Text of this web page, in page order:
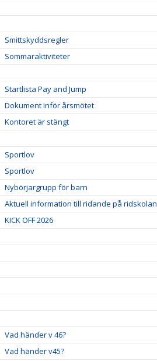
Smittskyddsregler
Sommaraktiviteter
Startlista Pay and Jump
Dokument inför årsmötet
Kontoret är stängt
Sportlov
Sportlov
Nybörjargrupp för barn
Aktuell information till ridande på ridskolan
KICK OFF 2026
Vad händer v 46?
Vad händer v45?